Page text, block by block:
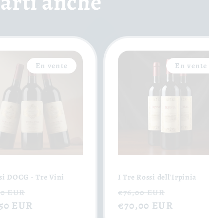
En vente
DOCG - Tre Vini
EUR
soldé
EUR
En vente
I Tre Rossi dell'Irpinia
Prix
habituel
€76,00 EUR
soldé
€70,00 EUR